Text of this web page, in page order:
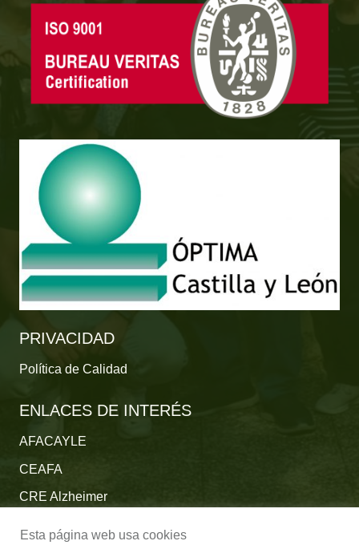
PRIVACIDAD
Política de Calidad
ENLACES DE INTERÉS
AFACAYLE
CEAFA
CRE Alzheimer
Esta página web usa cookies